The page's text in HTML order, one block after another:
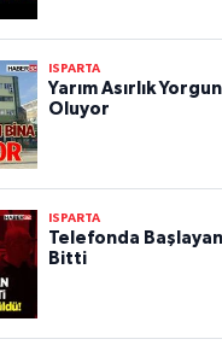
ISPARTA
Yarım Asırlık
Oluyor
ISPARTA
Telefonda Başlayan
Bitti